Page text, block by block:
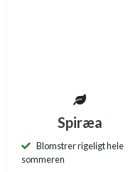
Spiræa
Blomstrer rigeligt hele
sommeren